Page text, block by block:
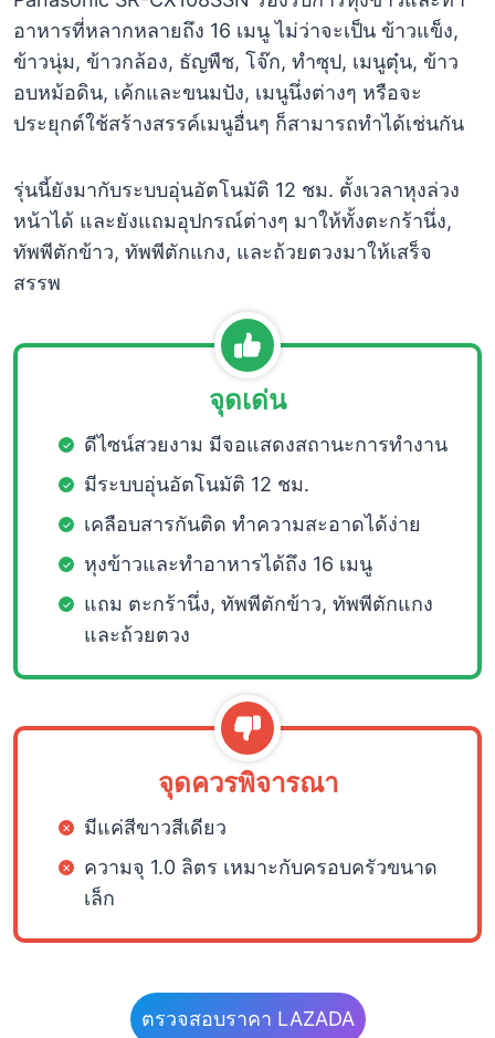
อาหารที่หลากหลายถึง 16 เมนู ไม่ว่าจะเป็น ข้าวแข็ง,
ข้าวนุ่ม, ข้าวกล้อง, ธัญพืช, โจ๊ก, ทำซุป, เมนูตุ๋น, ข้าว
อบหม้อดิน, เค้กและขนมปัง, เมนูนึ่งต่างๆ หรือจะ
ประยุกต์ใช้สร้างสรรค์เมนูอื่นๆ ก็สามารถทำได้เช่นกัน
รุ่นนี้ยังมากับระบบอุ่นอัตโนมัติ 12 ชม. ตั้งเวลาหุงล่วง
หน้าได้ และยังแถมอุปกรณ์ต่างๆ มาให้ทั้งตะกร้านึ่ง,
ทัพพีตักข้าว, ทัพพีตักแกง, และถ้วยตวงมาให้เสร็จ
สรรพ
จุดเด่น
ดีไซน์สวยงาม มีจอแสดงสถานะการทำงาน
มีระบบอุ่นอัตโนมัติ 12 ชม.
เคลือบสารกันติด ทำความสะอาดได้ง่าย
หุงข้าวและทำอาหารได้ถึง 16 เมนู
แถม ตะกร้านึ่ง, ทัพพีตักข้าว, ทัพพีตักแกง
และถ้วยตวง
จุดควรพิจารณา
มีแค่สีขาวสีเดียว
ความจุ 1.0 ลิตร เหมาะกับครอบครัวขนาด
เล็ก
ตรวจสอบราคา LAZADA